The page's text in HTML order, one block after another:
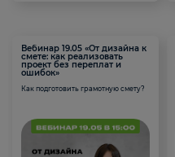
Вебинар 19.05 «От дизайна к
смете: как реализовать
проект без переплат и
ошибок»
Как подготовить грамотную смету?